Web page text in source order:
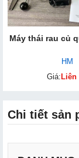
Máy thái rau củ
HM
Giá: Liên
Chi tiết sản